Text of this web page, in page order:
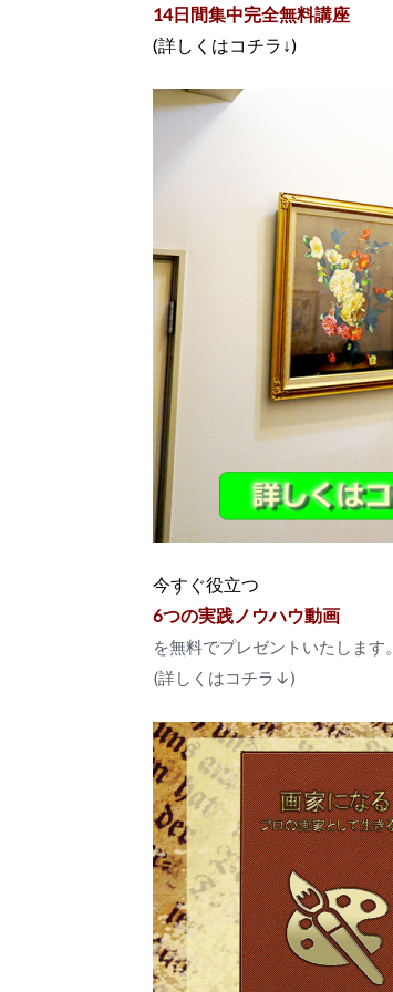
14日間集中完全無料講座
(詳しくはコチラ↓)
今すぐ役立つ
6つの実践ノウハウ動画
を無料でプレゼントいたします。
(詳しくはコチラ↓)